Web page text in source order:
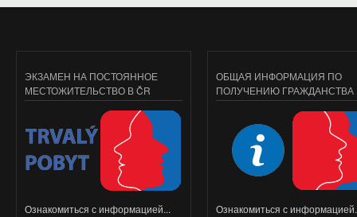
ЭКЗАМЕН НА ПОСТОЯННОЕ
МЕСТОЖИТЕЛЬСТВО В ČR
Ознакомиться с информацией...
ОБЩАЯ ИНФОРМАЦИЯ ПО
ПОЛУЧЕНИЮ ГРАЖДАНСТВА
Ознакомиться с